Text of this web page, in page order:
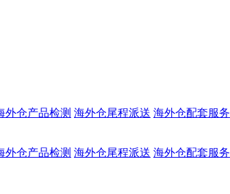
外仓产品检测 海外仓尾程派送 海外仓配套服务
外仓产品检测 海外仓尾程派送 海外仓配套服务